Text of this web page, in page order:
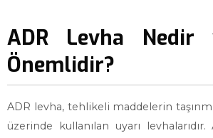
ADR Levha Nedir
Önemlidir?
ADR levha, tehlikeli maddelerin
üzerinde kullanılan uyarı